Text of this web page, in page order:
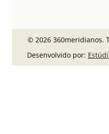
© 2026 360meridianos.
Desenvolvido por: